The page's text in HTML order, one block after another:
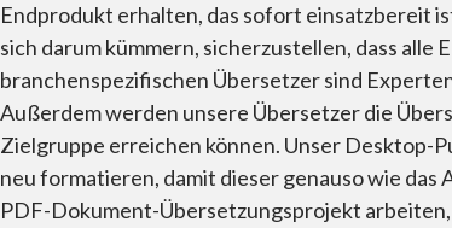
Endprodukt erhalten, das sofort einsatzbereit
sich darum kümmern, sicherzustellen, dass
branchenspezifischen Übersetzer sind
Außerdem werden unsere Übersetzer die
Zielgruppe erreichen können. Unser Desktop-
neu formatieren, damit dieser genauso wie das
PDF-Dokument-Übersetzungsprojekt